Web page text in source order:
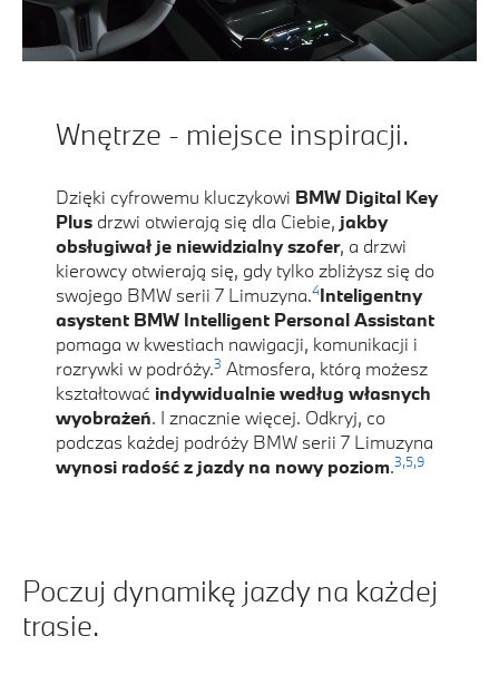
Wnętrze - miejsce inspiracji.
Dzięki cyfrowemu kluczykowi BMW Digital Key
Plus drzwi otwierają się dla Ciebie, jakby
obsługiwał je niewidzialny szofer, a drzwi
kierowcy otwierają się, gdy tylko zbliżysz się do
swojego BMW serii 7 Limuzyna.4Inteligentny
asystent BMW Intelligent Personal Assistant
pomaga w kwestiach nawigacji, komunikacji i
rozrywki w podróży.3 Atmosfera, którą możesz
kształtować indywidualnie według własnych
wyobrażeń. I znacznie więcej. Odkryj, co
podczas każdej podróży BMW serii 7 Limuzyna
wynosi radość z jazdy na nowy poziom.3,5,9
Poczuj dynamikę jazdy na każdej
trasie.